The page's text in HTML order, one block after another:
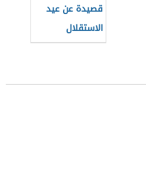
قصيدة عن عيد
الاستقلال
المغربي